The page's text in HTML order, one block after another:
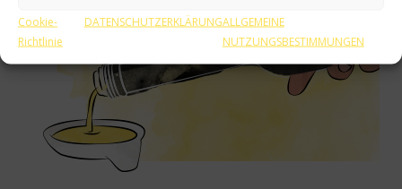
Cookie-
Richtlinie
DATENSCHUTZERKLÄRUNGALLGEMEINE
NUTZUNGSBESTIMMUNGEN